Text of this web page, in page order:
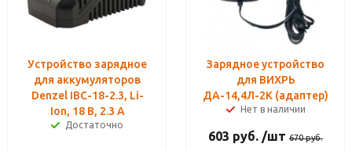
Устройство зарядное
для аккумуляторов
Denzel IBC-18-2.3, Li-
Ion, 18 В, 2.3 А
Достаточно
Зарядное устройство
для ВИХРЬ
ДА-14,4Л-2К (адаптер)
Нет в наличии
603 руб. /шт 670руб.